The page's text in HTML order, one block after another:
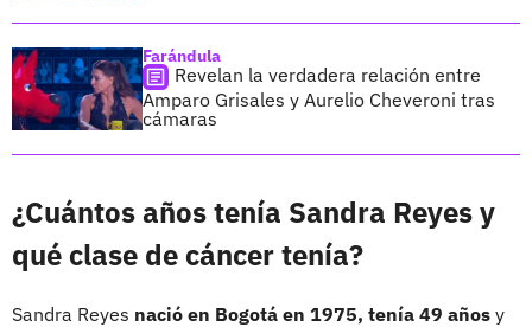
Farándula
Revelan la verdadera relación entre
Amparo Grisales y Aurelio Cheveroni tras
cámaras
¿Cuántos años tenía Sandra Reyes y
qué clase de cáncer tenía?
Sandra Reyes nació en Bogotá en 1975, tenía 49 años y